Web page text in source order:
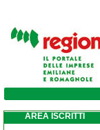
AREA ISCRITTI